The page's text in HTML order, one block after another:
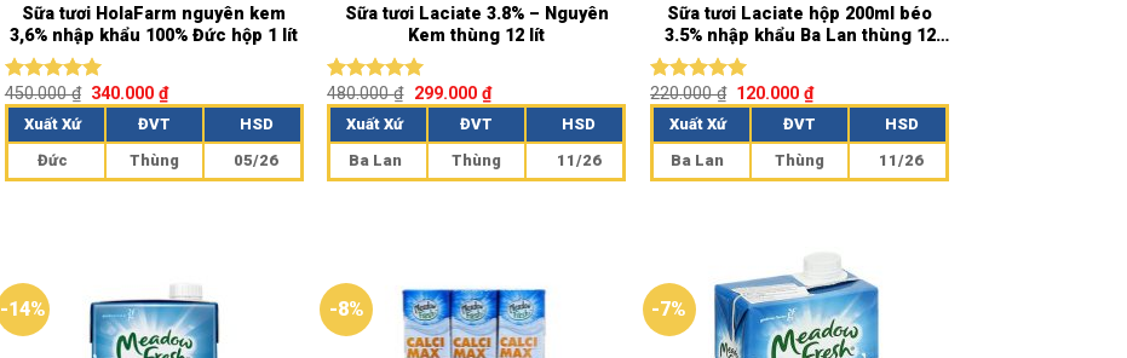
Sữa tươi HolaFarm nguyên kem
3,6% nhập khẩu 100% Đức hộp 1 lít
Được xếp
hạng5.00
5 sao
450.000₫ 340.000₫
Xuất Xứ ĐVT
HSD
Đức
Thùng 05/26
Sữa tươi Laciate 3.8% – Nguyên
Kem thùng 12 lít
Được xếp
hạng5.00
5 sao
480.000₫ 299.000 ₫
Xuất Xứ ĐVT
HSD
Ba Lan
Thùng 11/26
Sữa tươi Laciate hộp 200ml béo
3.5% nhập khẩu Ba Lan thùng 12
Được xếp
hạng5.00
5 sao
220.000₫ 120.000₫
Xuất Xứ ĐVT
HSD
Ba Lan
Thùng 11/26
-14% -8% -7%